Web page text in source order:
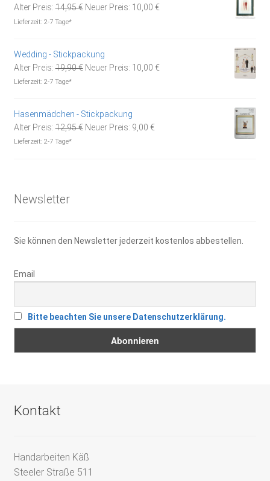
Alter Preis: 14,95€ Ursprünglicher
Neuer Preis: 10,00 €Aktueller
Lieferzeit: 2-7 Tage*
Wedding - Stickpackung
Alter Preis: 19,90€ Ursprünglicher
Neuer Preis: 10,00 €Aktueller
Lieferzeit: 2-7 Tage*
Hasenmädchen - Stickpackung
Alter Preis: 12,95€ Ursprünglicher
Neuer Preis: 9,00 €Aktueller
Lieferzeit: 2-7 Tage*
Newsletter
Sie können den Newsletter jederzeit kostenlos abbestellen.
Email
Bitte beachten Sie unsere Datenschutzerklärung.
Kontakt
Handarbeiten Käß
Steeler Straße 511